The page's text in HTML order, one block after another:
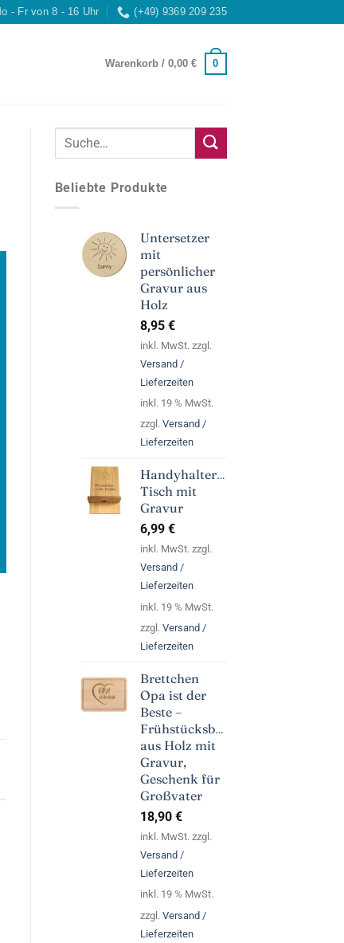
- Fr von 8 - 16 Uhr (+49) 9369 209 235
Warenkorb / 0,00 € 0
Beliebte Produkte
Untersetzer
mit
persönlicher
Gravur aus
Holz
8,95 €
inkl. MwSt. zzgl.
Versand /
Lieferzeiten
inkl. 19 % MwSt.
zzgl. Versand /
Lieferzeiten
Handyhalterung
Tisch mit
Gravur
6,99 €
inkl. MwSt. zzgl.
Versand /
Lieferzeiten
inkl. 19 % MwSt.
zzgl. Versand /
Lieferzeiten
Brettchen
Opa ist der
Beste –
Frühstücksbrett
aus Holz mit
Gravur,
Geschenk für
Großvater
18,90 €
inkl. MwSt. zzgl.
Versand /
Lieferzeiten
inkl. 19 % MwSt.
zzgl. Versand /
Lieferzeiten